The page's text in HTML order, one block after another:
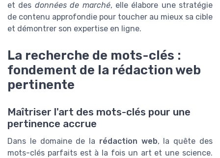
et des données de marché, elle élabore une stratégie
de contenu approfondie pour toucher au mieux sa cible
et démontrer son expertise en ligne.
La recherche de mots-clés :
fondement de la rédaction web
pertinente
Maîtriser l'art des mots-clés pour une
pertinence accrue
Dans le domaine de la rédaction web, la quête des
mots-clés parfaits est à la fois un art et une science.